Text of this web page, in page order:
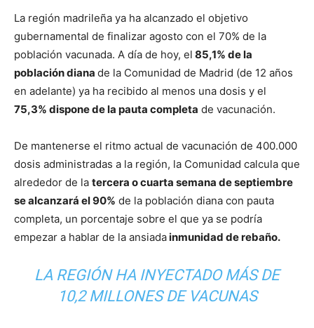
La región madrileña ya ha alcanzado el objetivo
gubernamental de finalizar agosto con el 70% de la
población vacunada. A día de hoy, el 85,1% de la
población diana de la Comunidad de Madrid (de 12 años
en adelante) ya ha recibido al menos una dosis y el
75,3% dispone de la pauta completa de vacunación.
De mantenerse el ritmo actual de vacunación de 400.000
dosis administradas a la región, la Comunidad calcula que
alrededor de la tercera o cuarta semana de septiembre
se alcanzará el 90% de la población diana con pauta
completa, un porcentaje sobre el que ya se podría
empezar a hablar de la ansiadainmunidad de rebaño.
LA REGIÓN HA INYECTADO MÁS DE
10,2 MILLONES DE VACUNAS